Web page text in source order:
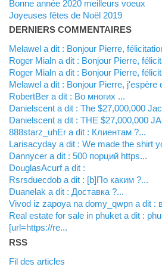
Bonne année 2020 meilleurs voeux
Joyeuses fêtes de Noël 2019
DERNIERS COMMENTAIRES
Melawel a dit : Bonjour Pierre,
Roger Mialn a dit : Bonjour Pierre,
Roger Mialn a dit : Bonjour Pierre,
Melawel a dit : Bonjour Pierre, j'espère
RobertBer a dit : Во многих ...
Danielscent a dit : The $27,000,000
Danielscent a dit : THE $27,000,000
888starz_uhEr a dit : Клиентам ?...
Larisacyday a dit : We made the shirt
Dannycer a dit : 500 порций https...
DouglasAcurf a dit :
Rsrsduecdob a dit : [b]По каким ?...
Duanelak a dit : Доставка ?...
vivod iz zapoya na domy_qwpn a dit :
real estate for sale in phuket a dit : phuket real estate
[url=https://re...
RSS
Fil des articles